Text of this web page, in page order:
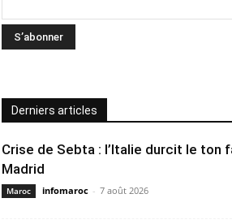
Derniers articles
Crise de Sebta : l’Italie durcit le ton
Madrid
Maroc infomaroc - 7 août 2026